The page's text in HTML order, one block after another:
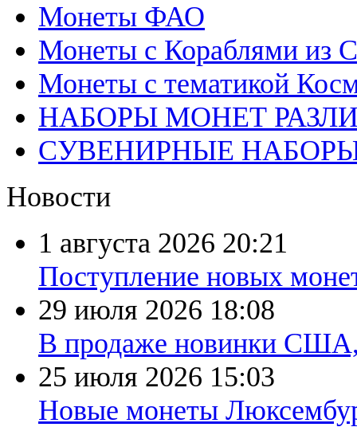
Монеты ФАО
Монеты с Кораблями из
Монеты с тематикой
НАБОРЫ МОНЕТ
СУВЕНИРНЫЕ
Новости
1 августа 2026 20:21
Поступление новых
29 июля 2026 18:08
В продаже новинки
25 июля 2026 15:03
Новые монеты